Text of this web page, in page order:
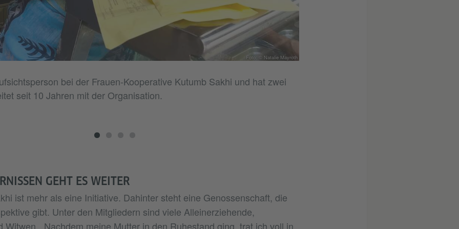
Foto: © Natalie Mayroth
bei der Frauen-Kooperative Kutumb Sakhi und hat zwei
seit 10 Jahren mit der Organisation.
GEHT ES WEITER
ist mehr als eine Initiative. Dahinter steht eine Genossenschaft, die
gibt. Unter den Mitgliedern sind viele Alleinerziehende,
Witwen. „Nachdem meine Mutter in den Ruhestand ging, trat ich voll in